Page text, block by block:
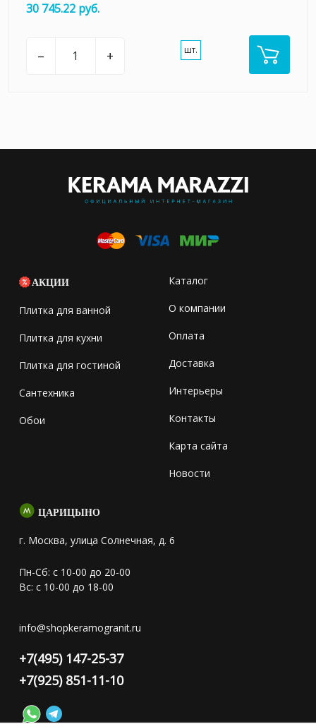
30 745.22 руб.
– + шт.
АКЦИИ
Плитка для ванной
Плитка для кухни
Плитка для гостиной
Сантехника
Обои
Каталог
О компании
Оплата
Доставка
Интерьеры
Контакты
Карта сайта
Новости
ЦАРИЦЫНО
г. Москва, улица Солнечная, д. 6
Пн-Сб: с 10-00 до 20-00
Вс: с 10-00 до 18-00
info@shopkeramogranit.ru
+7(495) 147-25-37
+7(925) 851-11-10